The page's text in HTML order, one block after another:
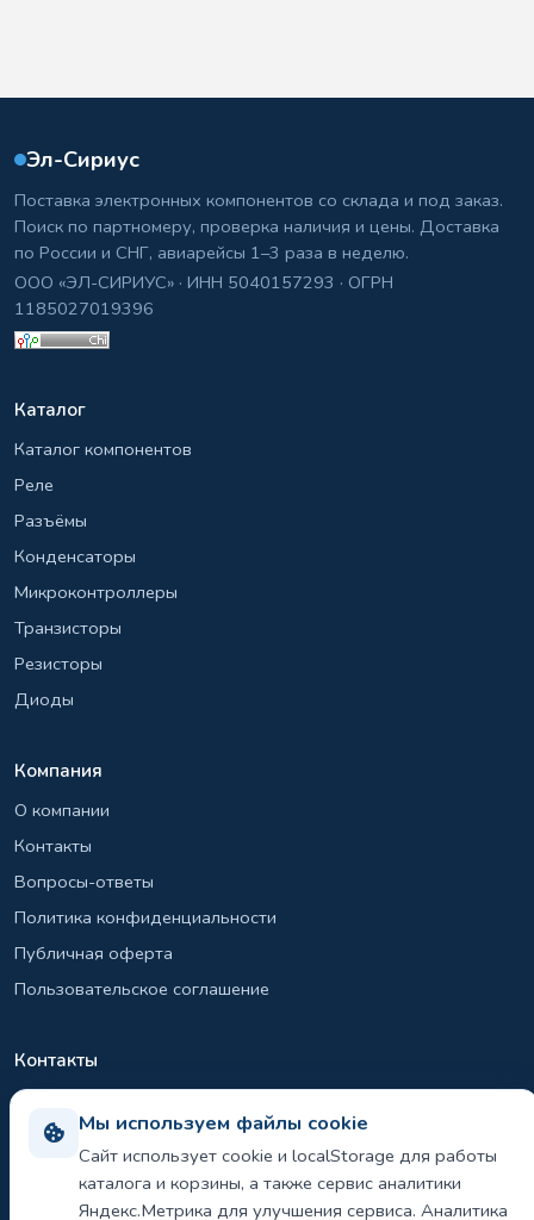
Мы используем файлы cookie
Сайт использует cookie и localStorage для работы
каталога и корзины, а также сервис аналитики
Яндекс.Метрика для улучшения сервиса. Аналитика
Эл-Сириус
Поставка электронных компонентов со склада и под заказ.
Поиск по партномеру, проверка наличия и цены. Доставка
по России и СНГ, авиарейсы 1–3 раза в неделю.
ООО «ЭЛ-СИРИУС» · ИНН 5040157293 · ОГРН
1185027019396
Каталог
Каталог компонентов
Реле
Разъёмы
Конденсаторы
Микроконтроллеры
Транзисторы
Резисторы
Диоды
Компания
О компании
Контакты
Вопросы-ответы
Политика конфиденциальности
Публичная оферта
Пользовательское соглашение
Контакты
+7 (495) 131-26-39
info@el-sirius.ru
МО, г. Раменское, ул. Карла Маркса
Склад: Шереметьево, Московская область